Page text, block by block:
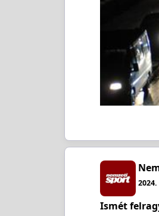
2024.
Ismét